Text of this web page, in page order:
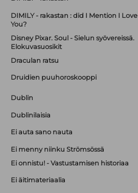
DIMILY - rakastan : did I Mention I Love
You?
Disney Pixar. Soul - Sielun syövereissä.
Elokuvasuosikit
Draculan ratsu
Druidien puuhoroskooppi
Dublin
Dublinilaisia
Ei auta sano nauta
Ei menny niinku Strömsössä
Ei onnistu! - Vastustamisen historiaa
Ei äitimateriaalia